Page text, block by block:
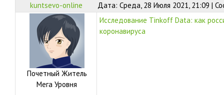
kuntsevo-online Дата: Среда, 28 Июля 2021, 21:09 |
Почетный Житель
Мега Уровня
Исследование Tinkoff Data: как
коронавируса